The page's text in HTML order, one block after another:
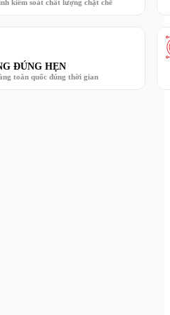
kiểm soát chất lượng chặt chẽ
ĐÚNG HẸN
toàn quốc đúng thời gian